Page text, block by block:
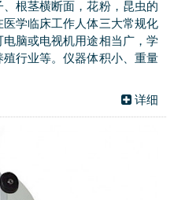
根茎横断面，花粉，昆虫的
学临床工作人体三大常规化
脑或电视机用途相当广，学
行业等。仪器体积小、重量
详细